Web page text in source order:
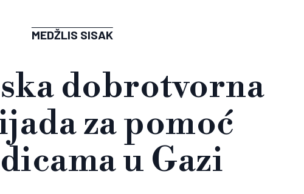
MEDŽLIS SISAK
dobrotvorna
za pomoć
u Gazi